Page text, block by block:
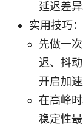
延迟差异
实用技巧：
先做一
迟、抖
开启加速
在高峰
稳定性最